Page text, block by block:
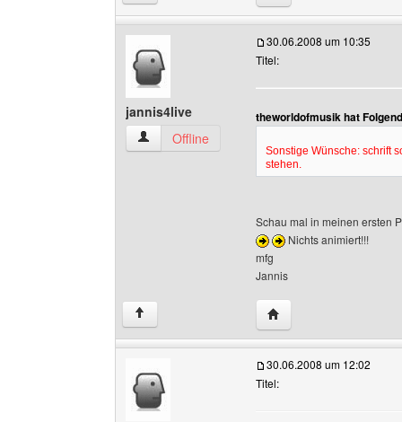
jannis4live
jannis4live Benutzer-Profile anzeigen
Offline
30.06.2008 um 10:35
Titel:
theworldofmusik hat
Sonstige Wünsche: schrift
stehen.
Schau mal in meinen ersten
Nichts animiert!!!
mfg
Jannis
↑ Website dieses
30.06.2008 um 12:02
Titel: